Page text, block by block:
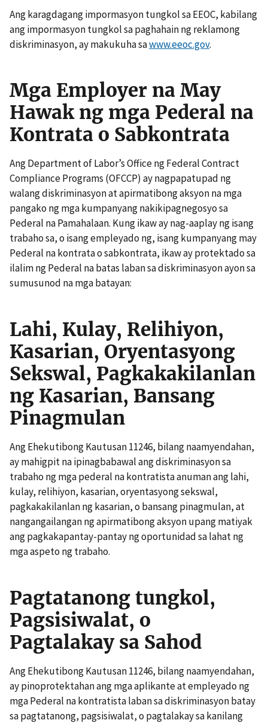
Ang karagdagang impormasyon tungkol sa EEOC, kabilang
ang impormasyon tungkol sa paghahain ng reklamong
diskriminasyon, ay makukuha sawww.eeoc.gov.
Mga Employer na May
Hawak ng mga Pederal na
Kontrata o Sabkontrata
Ang Department of Labor’s Office ng Federal Contract
Compliance Programs (OFCCP) ay nagpapatupad ng
walang diskriminasyon at apirmatibong aksyon na mga
pangako ng mga kumpanyang nakikipagnegosyo sa
Pederal na Pamahalaan. Kung ikaw ay nag-aaplay ng isang
trabaho sa, o isang empleyado ng, isang kumpanyang may
Pederal na kontrata o sabkontrata, ikaw ay protektado sa
ilalim ng Pederal na batas laban sa diskriminasyon ayon sa
sumusunod na mga batayan:
Lahi, Kulay, Relihiyon,
Kasarian, Oryentasyong
Sekswal, Pagkakakilanlan
ng Kasarian, Bansang
Pinagmulan
Ang Ehekutibong Kautusan 11246, bilang naamyendahan,
ay mahigpit na ipinagbabawal ang diskriminasyon sa
trabaho ng mga pederal na kontratista anuman ang lahi,
kulay, relihiyon, kasarian, oryentasyong sekswal,
pagkakakilanlan ng kasarian, o bansang pinagmulan, at
nangangailangan ng apirmatibong aksyon upang matiyak
ang pagkakapantay-pantay ng oportunidad sa lahat ng
mga aspeto ng trabaho.
Pagtatanong tungkol,
Pagsisiwalat, o
Pagtalakay sa Sahod
Ang Ehekutibong Kautusan 11246, bilang naamyendahan,
ay pinoprotektahan ang mga aplikante at empleyado ng
mga Pederal na kontratista laban sa diskriminasyon batay
sa pagtatanong, pagsisiwalat, o pagtalakay sa kanilang